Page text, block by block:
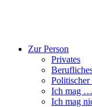
Zur Person
Privates
Politischer
Ich mag …
Ich mag